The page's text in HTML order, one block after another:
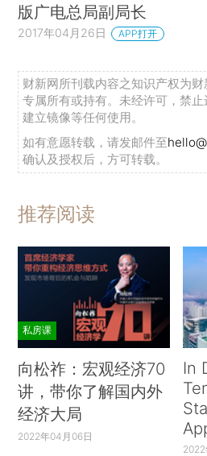
版广电总局副局长
2017年04月26日 APP打开
财新网所刊载内容之知识产权为
专属所有或持有。未经许可，禁
建立镜像等任何使用。
如有意愿转载，请发邮件至
确认及授权后，方可转载。
推荐阅读
私房课
向松祚：宏观经济70
讲，带你了解国内外
经济大局
2022年04月06日
In
2022